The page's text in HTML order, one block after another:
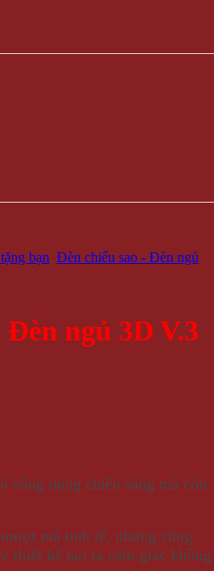
bạn, Đèn chiếu sao - Đèn ngủ
Đèn ngủ 3D V.3
công dụng chiếu sáng mà còn
mà tinh tế, nhưng cũng
thiết kế tạo ra cảm giác không